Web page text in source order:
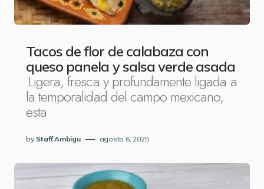
Tacos de flor de calabaza con
queso panela y salsa verde asada
Ligera, fresca y profundamente ligada a
la temporalidad del campo mexicano,
esta
by Staff Ambigu agosto 6, 2025